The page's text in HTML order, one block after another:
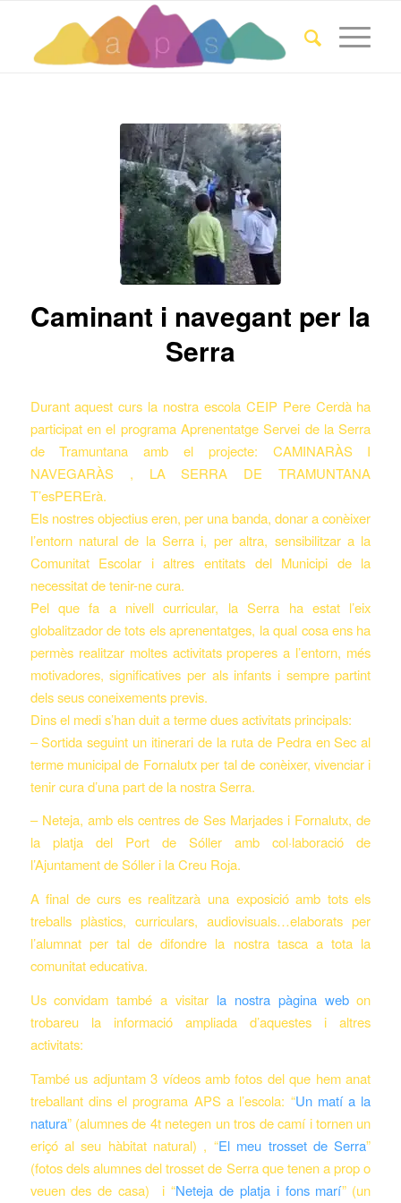
Caminant i navegant per la
Serra
Durant aquest curs la nostra escola CEIP Pere Cerdà ha
participat en el programa Aprenentatge Servei de la Serra
de Tramuntana amb el projecte: CAMINARÀS I
NAVEGARÀS , LA SERRA DE TRAMUNTANA
T’esPERErà.
Els nostres objectius eren, per una banda, donar a conèixer
l’entorn natural de la Serra i, per altra, sensibilitzar a la
Comunitat Escolar i altres entitats del Municipi de la
necessitat de tenir-ne cura.
Pel que fa a nivell curricular, la Serra ha estat l’eix
globalitzador de tots els aprenentatges, la qual cosa ens ha
permès realitzar moltes activitats properes a l’entorn, més
motivadores, significatives per als infants i sempre partint
dels seus coneixements previs.
Dins el medi s’han duit a terme dues activitats principals:
– Sortida seguint un itinerari de la ruta de Pedra en Sec al
terme municipal de Fornalutx per tal de conèixer, vivenciar i
tenir cura d’una part de la nostra Serra.
– Neteja, amb els centres de Ses Marjades i Fornalutx, de
la platja del Port de Sóller amb col·laboració de
l’Ajuntament de Sóller i la Creu Roja.
A final de curs es realitzarà una exposició amb tots els
treballs plàstics, curriculars, audiovisuals…elaborats per
l’alumnat per tal de difondre la nostra tasca a tota la
comunitat educativa.
Us convidam també a visitar la nostra pàgina webon
trobareu la informació ampliada d’aquestes i altres
activitats:
També us adjuntam 3 vídeos amb fotos del que hem anat
treballant dins el programa APS a l’escola: “Un matí a la
natura” (alumnes de 4t netegen un tros de camí i tornen un
eriçó al seu hàbitat natural) , “El meu trosset de Serra”
(fotos dels alumnes del trosset de Serra que tenen a prop o
veuen des de casa) i “Neteja de platja i fons marí” (un